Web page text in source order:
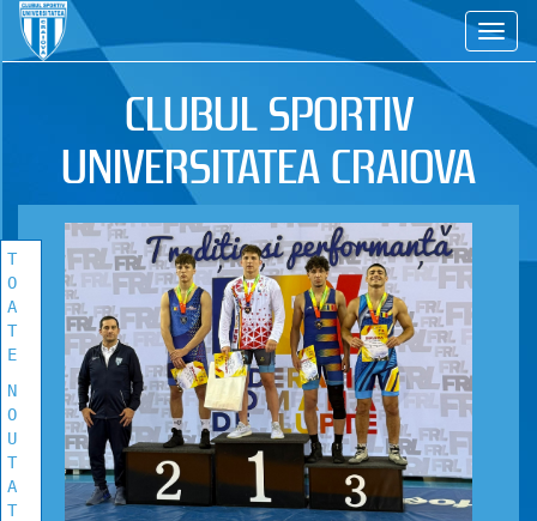
CS
CLUBUL SPORTIV
UNIVERSITATEA CRAIOVA
TOATE
NOUTATILE
Vezi toate stirile!
T
O
A
T
E
N
O
U
T
A
T